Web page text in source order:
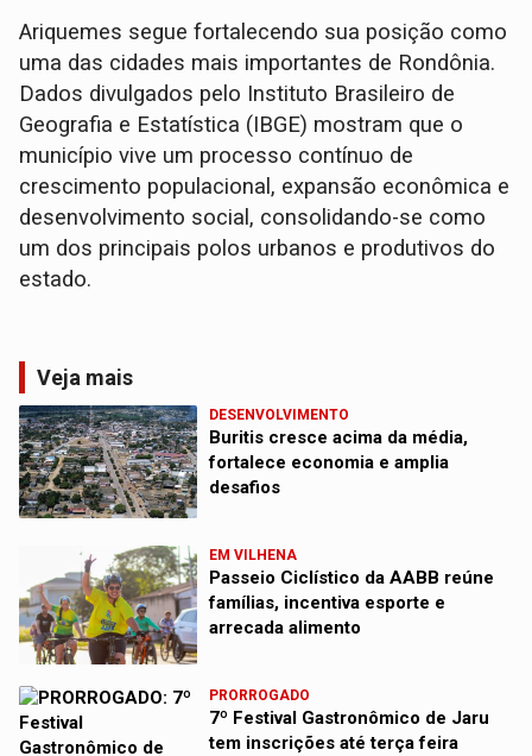
Ariquemes segue fortalecendo sua posição como
uma das cidades mais importantes de Rondônia.
Dados divulgados pelo Instituto Brasileiro de
Geografia e Estatística (IBGE) mostram que o
município vive um processo contínuo de
crescimento populacional, expansão econômica e
desenvolvimento social, consolidando-se como
um dos principais polos urbanos e produtivos do
estado.
Veja mais
DESENVOLVIMENTO
Buritis cresce acima da média,
fortalece economia e amplia
desafios
EM VILHENA
Passeio Ciclístico da AABB reúne
famílias, incentiva esporte e
arrecada alimento
PRORROGADO
7º Festival Gastronômico de Jaru
tem inscrições até terça feira